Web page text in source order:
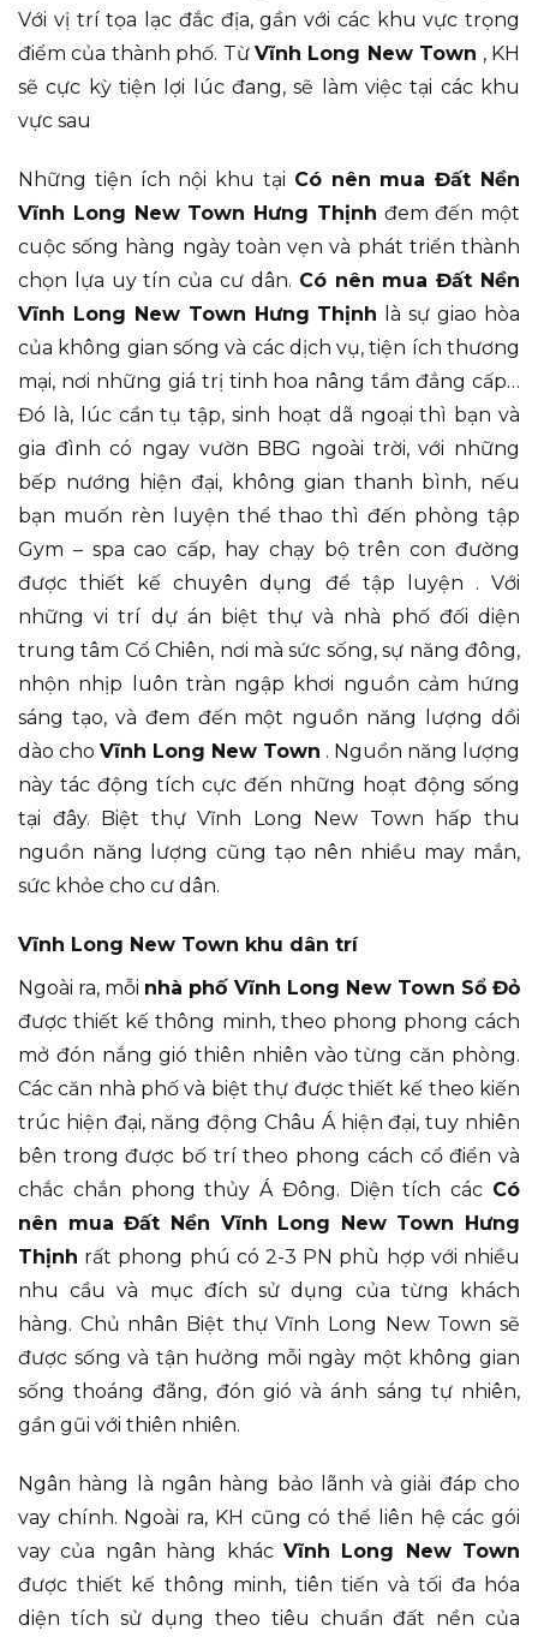
Với vị trí tọa lạc đắc địa, gần với các khu vực trọng
điểm của thành phố. Từ Vĩnh Long New Town , KH
sẽ cực kỳ tiện lợi lúc đang, sẽ làm việc tại các khu
vực sau
Những tiện ích nội khu tại Có nên mua Đất Nền
Vĩnh Long New Town Hưng Thịnh đem đến một
cuộc sống hàng ngày toàn vẹn và phát triển thành
chọn lựa uy tín của cư dân. Có nên mua Đất Nền
Vĩnh Long New Town Hưng Thịnh là sự giao hòa
của không gian sống và các dịch vụ, tiện ích thương
mại, nơi những giá trị tinh hoa nâng tầm đẳng cấp…
Đó là, lúc cần tụ tập, sinh hoạt dã ngoại thì bạn và
gia đình có ngay vườn BBG ngoài trời, với những
bếp nướng hiện đại, không gian thanh bình, nếu
bạn muốn rèn luyện thể thao thì đến phòng tập
Gym – spa cao cấp, hay chạy bộ trên con đường
được thiết kế chuyên dụng để tập luyện . Với
những vi trí dự án biệt thự và nhà phố đối diện
trung tâm Cổ Chiên, nơi mà sức sống, sự năng đông,
nhộn nhịp luôn tràn ngập khơi nguồn cảm hứng
sáng tạo, và đem đến một nguồn năng lượng dồi
dào cho Vĩnh Long New Town . Nguồn năng lượng
này tác động tích cực đến những hoạt động sống
tại đây. Biệt thự Vĩnh Long New Town hấp thu
nguồn năng lượng cũng tạo nên nhiều may mắn,
sức khỏe cho cư dân.
Vĩnh Long New Town khu dân trí
Ngoài ra, mỗi nhà phố Vĩnh Long New Town Sổ Đỏ
được thiết kế thông minh, theo phong phong cách
mở đón nắng gió thiên nhiên vào từng căn phòng.
Các căn nhà phố và biệt thự được thiết kế theo kiến
trúc hiện đại, năng động Châu Á hiện đại, tuy nhiên
bên trong được bố trí theo phong cách cổ điển và
chắc chắn phong thủy Á Đông. Diện tích các Có
nên mua Đất Nền Vĩnh Long New Town Hưng
Thịnh rất phong phú có 2-3 PN phù hợp với nhiều
nhu cầu và mục đích sử dụng của từng khách
hàng. Chủ nhân Biệt thự Vĩnh Long New Town sẽ
được sống và tận hưởng mỗi ngày một không gian
sống thoáng đãng, đón gió và ánh sáng tự nhiên,
gần gũi với thiên nhiên.
Ngân hàng là ngân hàng bảo lãnh và giải đáp cho
vay chính. Ngoài ra, KH cũng có thể liên hệ các gói
vay của ngân hàng khác Vĩnh Long New Town
được thiết kế thông minh, tiên tiến và tối đa hóa
diện tích sử dụng theo tiêu chuẩn đất nền của